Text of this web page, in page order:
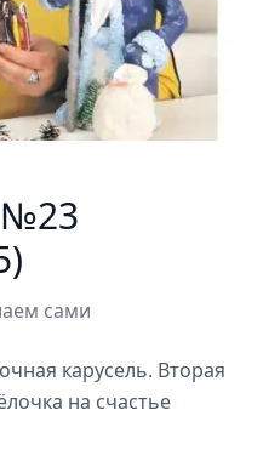
сами
карусель. Вторая
на счастье